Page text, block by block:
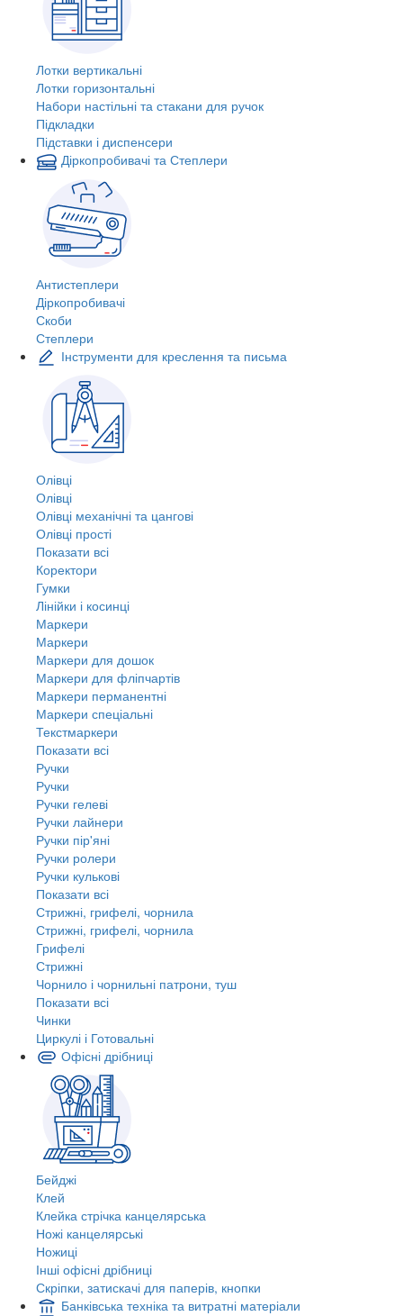
Лотки вертикальні
Лотки горизонтальні
Набори настільні та стакани для ручок
Підкладки
Підставки і диспенсери
Діркопробивачі та Степлери
Антистеплери
Діркопробивачі
Скоби
Степлери
Інструменти для креслення та письма
Олівці
Олівці
Олівці механічні та цангові
Олівці прості
Показати всі
Коректори
Гумки
Лінійки і косинці
Маркери
Маркери
Маркери для дошок
Маркери для фліпчартів
Маркери перманентні
Маркери спеціальні
Текстмаркери
Показати всі
Ручки
Ручки
Ручки гелеві
Ручки лайнери
Ручки пір'яні
Ручки ролери
Ручки кулькові
Показати всі
Стрижні, грифелі, чорнила
Стрижні, грифелі, чорнила
Грифелі
Стрижні
Чорнило і чорнильні патрони, туш
Показати всі
Чинки
Циркулі і Готовальні
Офісні дрібниці
Бейджі
Клей
Клейка стрічка канцелярська
Ножі канцелярські
Ножиці
Інші офісні дрібниці
Скріпки, затискачі для паперів, кнопки
Банківська техніка та витратні матеріали